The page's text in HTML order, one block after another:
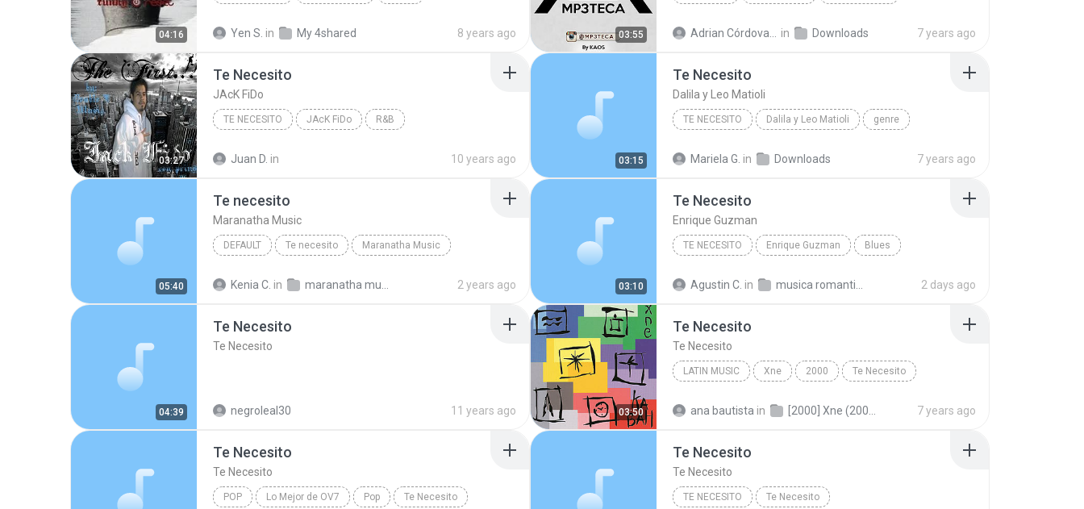
04:16 Yen S. in My 4shared 8 years ago 03:55 Adrian Córdova Aguilar in Downloads 7 years ago
03:27
Te Necesito
JAcK FiDo
TE NECESITO JAcK FiDo R&B
Juan D. in 10 years ago 03:15
Te Necesito
Dalila y Leo Matioli
TE NECESITO Dalila y Leo Matioli genre
Mariela G. in Downloads 7 years ago
05:40
Te necesito
Maranatha Music
DEFAULT Te necesito Maranatha Music
Kenia C. in maranatha music 2 years ago 03:10
Te Necesito
Enrique Guzman
TE NECESITO Enrique Guzman Blues
Agustin C. in musica romantica 2 days ago
04:39
Te Necesito
Te Necesito
negroleal30 11 years ago 03:50
Te Necesito
Te Necesito
LATIN MUSIC Xne 2000 Te Necesito
ana bautista in 7 years ago
Te Necesito
Te Necesito
POP Lo Mejor de OV7 Pop Te Necesito
Te Necesito
Te Necesito
TE NECESITO Te Necesito